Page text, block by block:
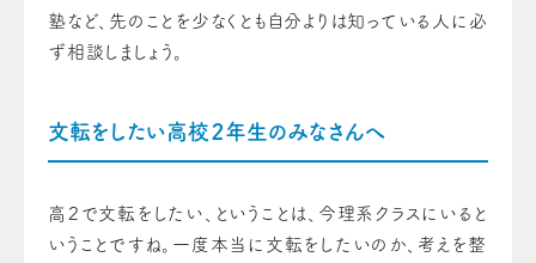
塾など、先のことを少なくとも自分よりは知っている人に必
ず相談しましょう。
文転をしたい高校２年生のみなさんへ
高２で文転をしたい、ということは、今理系クラスにいると
いうことですね。一度本当に文転をしたいのか、考えを整